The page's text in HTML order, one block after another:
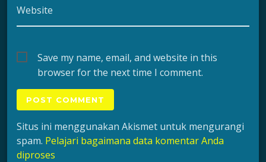
Website
Save my name, email, and website in this
browser for the next time I comment.
Situs ini menggunakan Akismet untuk mengurangi
spam. Pelajari bagaimana data komentar Anda
diproses